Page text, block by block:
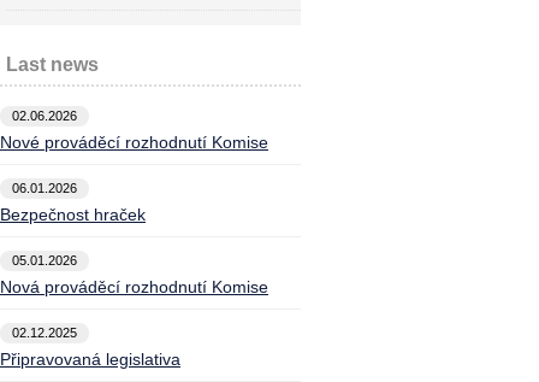
Last news
02.06.2026
Nové prováděcí rozhodnutí Komise
06.01.2026
Bezpečnost hraček
05.01.2026
Nová prováděcí rozhodnutí Komise
02.12.2025
Připravovaná legislativa